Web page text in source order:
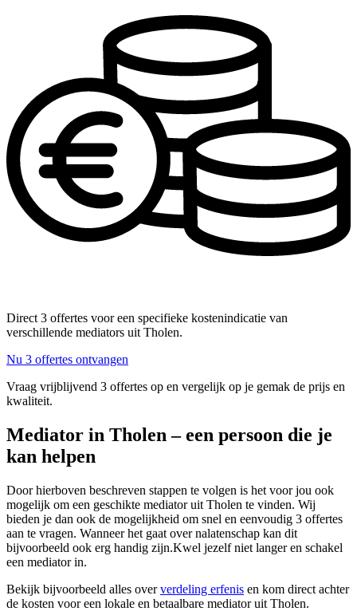
Direct 3 offertes voor een specifieke kostenindicatie van
verschillende mediators uit Tholen.
Nu 3 offertes ontvangen
Vraag vrijblijvend 3 offertes op en vergelijk op je gemak de prijs en
kwaliteit.
Mediator in Tholen – een persoon die je
kan helpen
Door hierboven beschreven stappen te volgen is het voor jou ook
mogelijk om een geschikte mediator uit Tholen te vinden. Wij
bieden je dan ook de mogelijkheid om snel en eenvoudig 3 offertes
aan te vragen. Wanneer het gaat over nalatenschap kan dit
bijvoorbeeld ook erg handig zijn.Kwel jezelf niet langer en schakel
een mediator in.
Bekijk bijvoorbeeld alles oververdeling erfenis en kom direct achter
de kosten voor een lokale en betaalbare mediator uit Tholen.